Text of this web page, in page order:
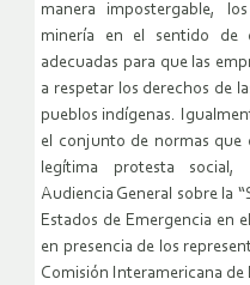
manera impostergable,
minería en el sentido de
adecuadas para que las
a respetar los derechos de
pueblos indígenas.
el conjunto de normas que
legítima protesta social,
Audiencia General sobre la
Estados de Emergencia en
en presencia de los
Comisión Interamericana de